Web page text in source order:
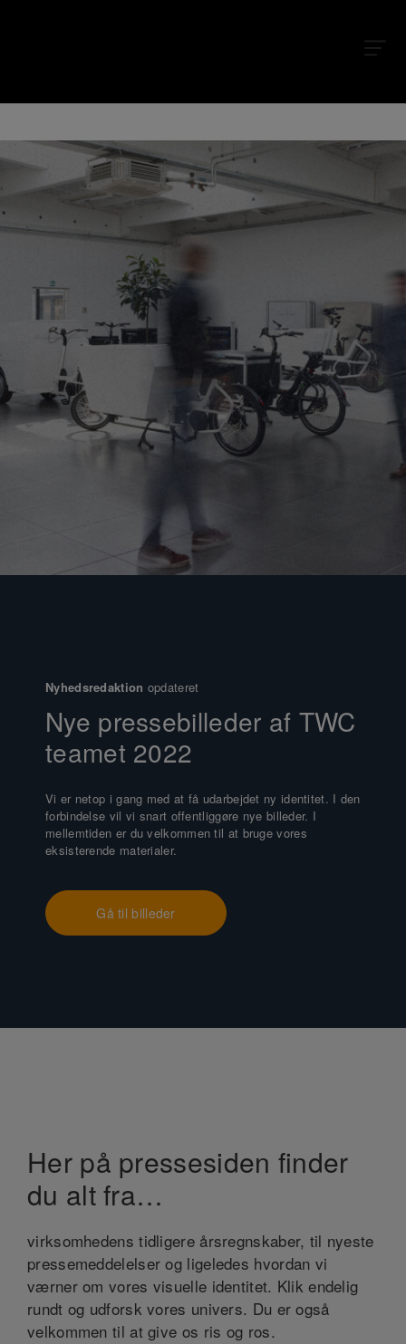
Nyhedsredaktion opdateret
Nye pressebilleder af TWC
teamet 2022
Vi er netop i gang med at få udarbejdet ny identitet. I den
forbindelse vil vi snart offentliggøre nye billeder. I
mellemtiden er du velkommen til at bruge vores
eksisterende materialer.
Gå til billeder
Her på pressesiden finder
du alt fra…
virksomhedens tidligere årsregnskaber, til nyeste
pressemeddelelser og ligeledes hvordan vi
værner om vores visuelle identitet. Klik endelig
rundt og udforsk vores univers. Du er også
velkommen til at give os ris og ros.